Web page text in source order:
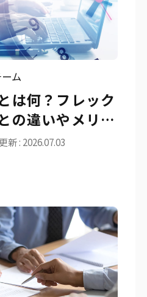
ム
は何？フレック
の違いやメリッ
徹底解説
新 : 2026.07.03